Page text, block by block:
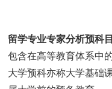
留学专业专家分析预科
包含在高等教育体系中
大学预科亦称大学基础课